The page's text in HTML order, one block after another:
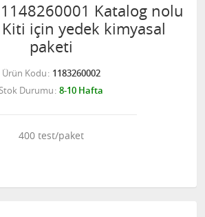
Katalog nolu
için yedek kimyasal
paketi
Ürün Kodu 1183260002
Stok Durumu 8-10 Hafta
400 test/paket